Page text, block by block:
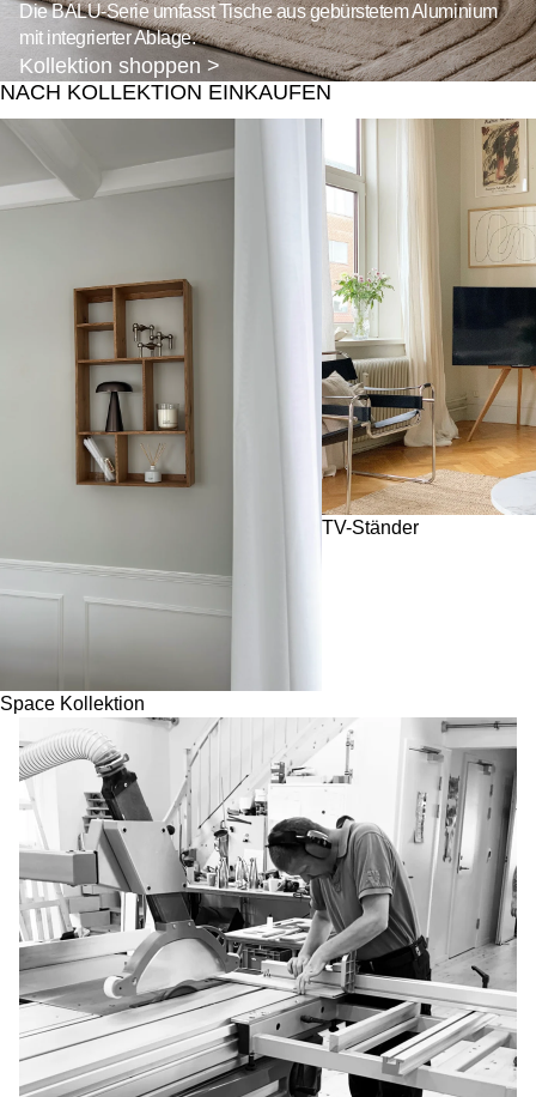
Die BALU-Serie umfasst Tische aus gebürstetem Aluminium
mit integrierter Ablage.
Kollektion shoppen >
NACH KOLLEKTION EINKAUFEN
Space Kollektion
TV-Ständer
TV-Ständer